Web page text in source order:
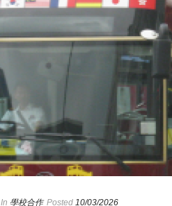
In 學校合作 Posted 10/03/2026